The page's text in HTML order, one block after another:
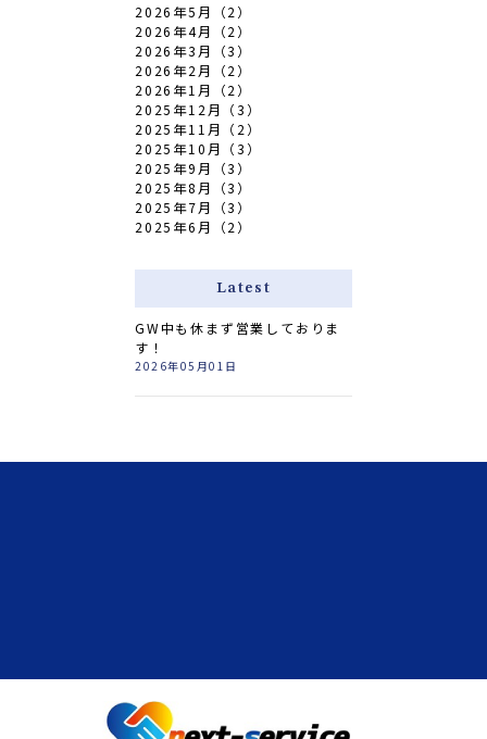
2026年5月（2）
2026年4月（2）
2026年3月（3）
2026年2月（2）
2026年1月（2）
2025年12月（3）
2025年11月（2）
2025年10月（3）
2025年9月（3）
2025年8月（3）
2025年7月（3）
2025年6月（2）
Latest
GW中も休まず営業しておりま
す！
2026年05月01日